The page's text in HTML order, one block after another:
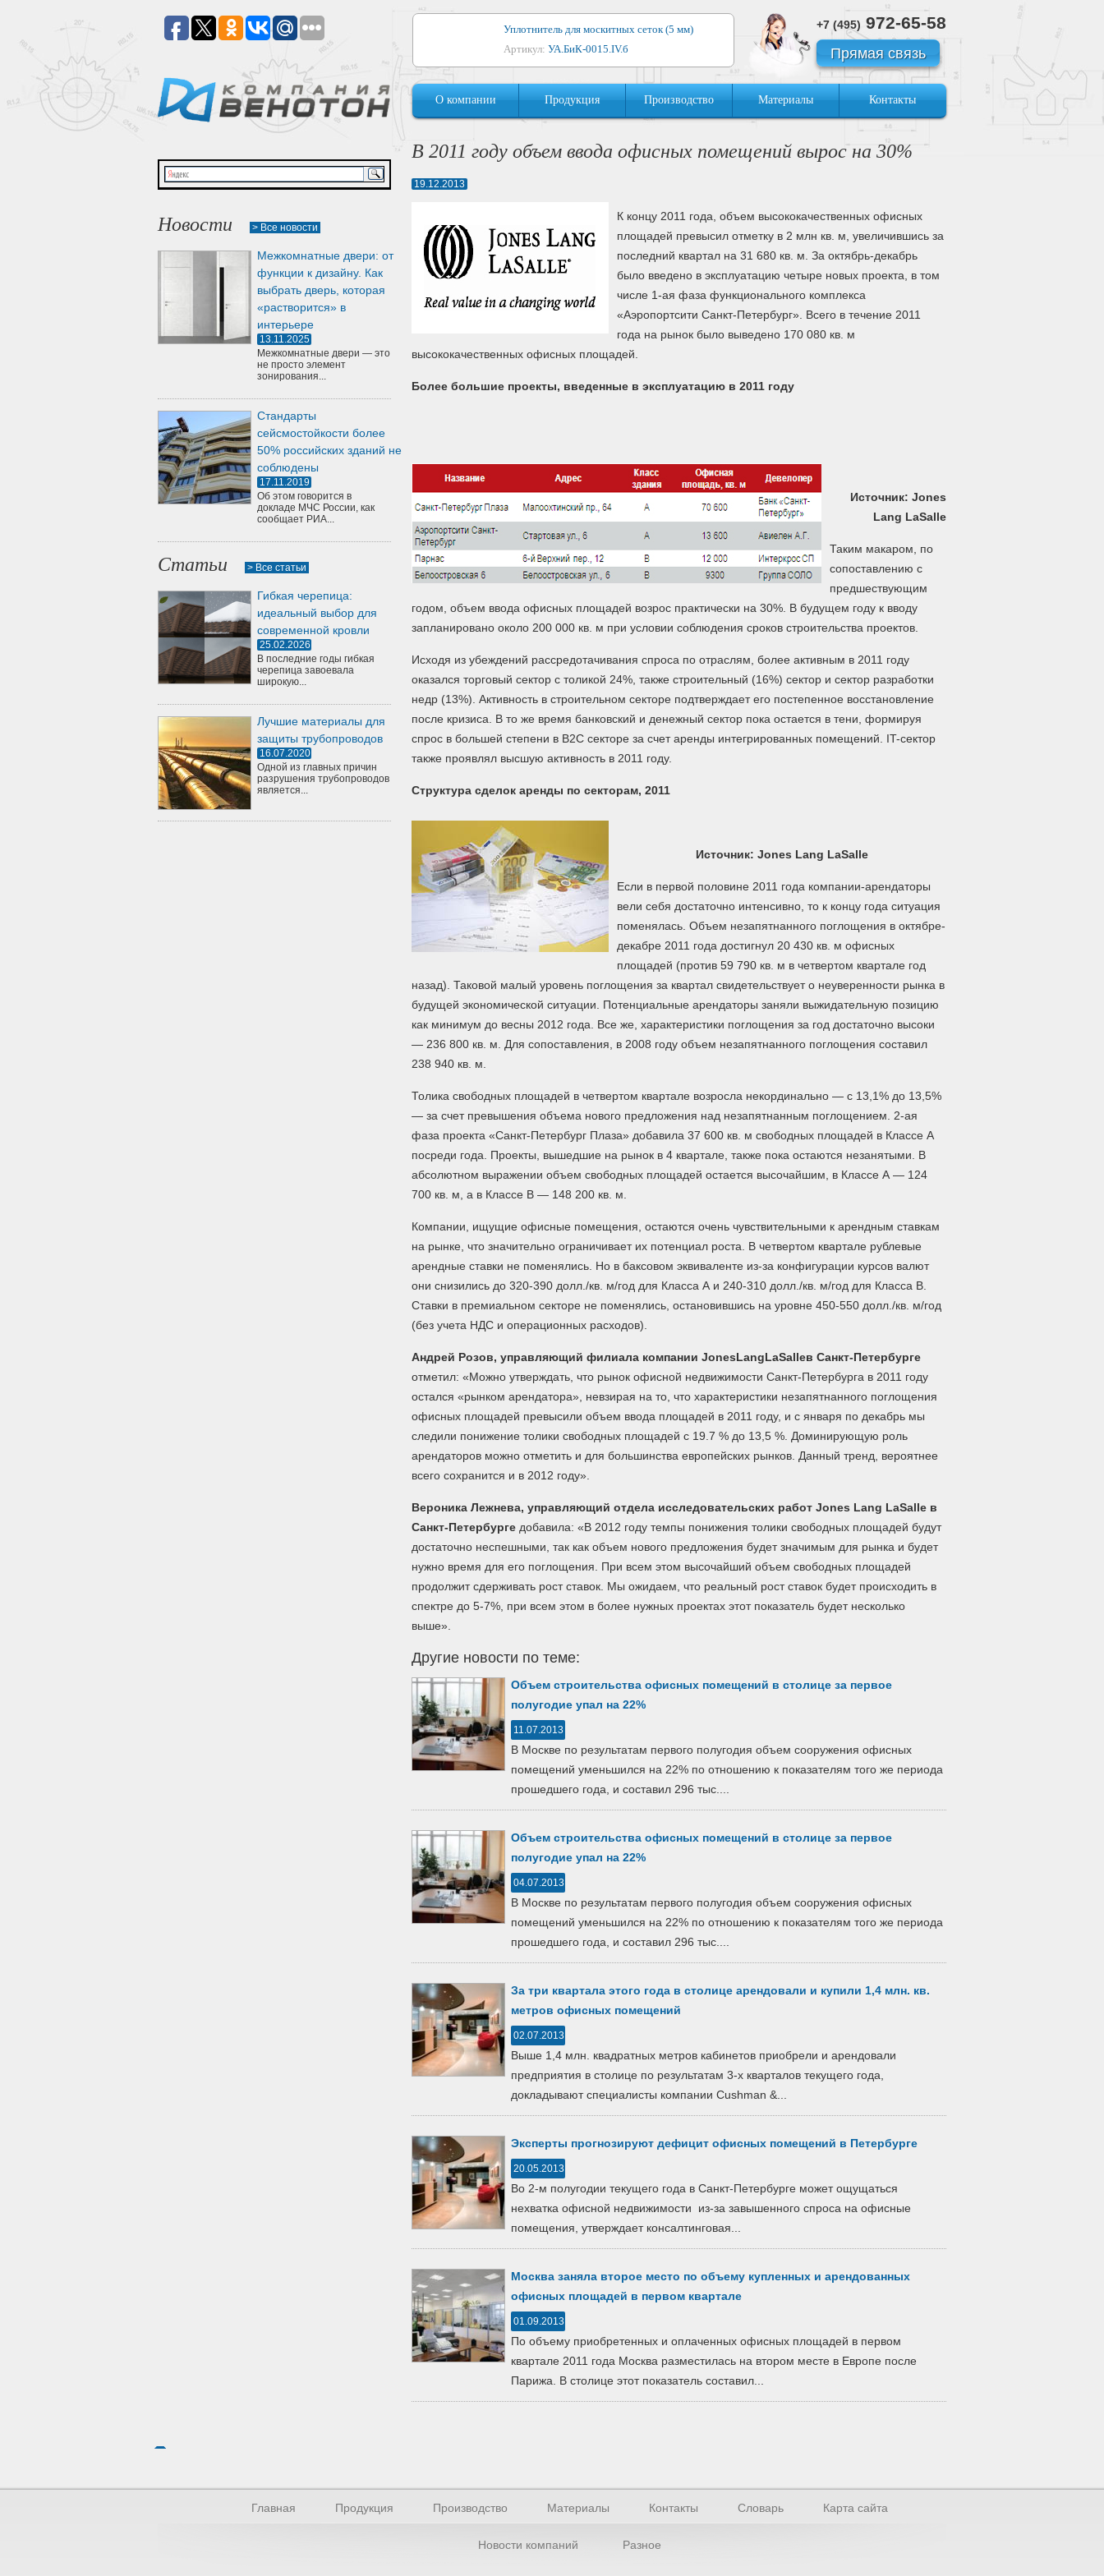
Уплотнитель для москитных сеток (5 мм)
Артикул: УА.БиК-0015.IV.б
Уплотнитель для алюминиевых окон
Артикул:1044
Артикул:УМ.БиК-0062.IV.б
УА.БиК-0037.IV.б
Уплотнитель для деревянных дверей
Артикул:УК-10.4
+7 (495) 972-65-58
Прямая связь
О компании Продукция Производство Материалы Контакты
Новости > Все новости
Межкомнатные двери: от
функции к дизайну. Как
выбрать дверь, которая
«растворится» в
интерьере
13.11.2025
Межкомнатные двери — это
не просто элемент
зонирования...
Стандарты
сейсмостойкости более
50% российских зданий не
соблюдены
17.11.2019
Об этом говорится в
докладе МЧС России, как
сообщает РИА...
Статьи > Все статьи
Гибкая черепица:
идеальный выбор для
современной кровли
25.02.2026
В последние годы гибкая
черепица завоевала
широкую...
Лучшие материалы для
защиты трубопроводов
16.07.2020
Одной из главных причин
разрушения трубопроводов
является...
В 2011 году объем ввода офисных помещений вырос на 30%
19.12.2013
К концу 2011 года, объем высококачественных офисных
площадей превысил отметку в 2 млн кв. м, увеличившись за
последний квартал на 31 680 кв. м. За октябрь-декабрь
было введено в эксплуатацию четыре новых проекта, в том
числе 1-ая фаза функционального комплекса
«Аэропортсити Санкт-Петербург». Всего в течение 2011
года на рынок было выведено 170 080 кв. м
высококачественных офисных площадей.
Более большие проекты, введенные в эксплуатацию в 2011 году
Источник: Jones
Lang LaSalle
Таким макаром, по
сопоставлению с
предшествующим
годом, объем ввода офисных площадей возрос практически на 30%. В будущем году к вводу
запланировано около 200 000 кв. м при условии соблюдения сроков строительства проектов.
Исходя из убеждений рассредотачивания спроса по отраслям, более активным в 2011 году
оказался торговый сектор с толикой 24%, также строительный (16%) сектор и сектор разработки
недр (13%). Активность в строительном секторе подтверждает его постепенное восстановление
после кризиса. В то же время банковский и денежный сектор пока остается в тени, формируя
спрос в большей степени в B2C секторе за счет аренды интегрированных помещений. IT-сектор
также проявлял высшую активность в 2011 году.
Структура сделок аренды по секторам, 2011
Источник: Jones Lang LaSalle
Если в первой половине 2011 года компании-арендаторы
вели себя достаточно интенсивно, то к концу года ситуация
поменялась. Объем незапятнанного поглощения в октябре-
декабре 2011 года достигнул 20 430 кв. м офисных
площадей (против 59 790 кв. м в четвертом квартале год
назад). Таковой малый уровень поглощения за квартал свидетельствует о неуверенности рынка в
будущей экономической ситуации. Потенциальные арендаторы заняли выжидательную позицию
как минимум до весны 2012 года. Все же, характеристики поглощения за год достаточно высоки
— 236 800 кв. м. Для сопоставления, в 2008 году объем незапятнанного поглощения составил
238 940 кв. м.
Толика свободных площадей в четвертом квартале возросла некординально — с 13,1% до 13,5%
— за счет превышения объема нового предложения над незапятнанным поглощением. 2-ая
фаза проекта «Санкт-Петербург Плаза» добавила 37 600 кв. м свободных площадей в Классе А
посреди года. Проекты, вышедшие на рынок в 4 квартале, также пока остаются незанятыми. В
абсолютном выражении объем свободных площадей остается высочайшим, в Классе А — 124
700 кв. м, а в Классе В — 148 200 кв. м.
Компании, ищущие офисные помещения, остаются очень чувствительными к арендным ставкам
на рынке, что значительно ограничивает их потенциал роста. В четвертом квартале рублевые
арендные ставки не поменялись. Но в баксовом эквиваленте из-за конфигурации курсов валют
они снизились до 320-390 долл./кв. м/год для Класса А и 240-310 долл./кв. м/год для Класса В.
Ставки в премиальном секторе не поменялись, остановившись на уровне 450-550 долл./кв. м/год
(без учета НДС и операционных расходов).
Андрей Розов, управляющий филиала компании JonesLangLaSalleв Санкт-Петербурге
отметил: «Можно утверждать, что рынок офисной недвижимости Санкт-Петербурга в 2011 году
остался «рынком арендатора», невзирая на то, что характеристики незапятнанного поглощения
офисных площадей превысили объем ввода площадей в 2011 году, и с января по декабрь мы
следили понижение толики свободных площадей с 19.7 % до 13,5 %. Доминирующую роль
арендаторов можно отметить и для большинства европейских рынков. Данный тренд, вероятнее
всего сохранится и в 2012 году».
Вероника Лежнева, управляющий отдела исследовательских работ Jones Lang LaSalle в
Санкт-Петербурге добавила: «В 2012 году темпы понижения толики свободных площадей будут
достаточно неспешными, так как объем нового предложения будет значимым для рынка и будет
нужно время для его поглощения. При всем этом высочайший объем свободных площадей
продолжит сдерживать рост ставок. Мы ожидаем, что реальный рост ставок будет происходить в
спектре до 5-7%, при всем этом в более нужных проектах этот показатель будет несколько
выше».
Другие новости по теме:
Объем строительства офисных помещений в столице за первое
полугодие упал на 22%
11.07.2013
В Москве по результатам первого полугодия объем сооружения офисных
помещений уменьшился на 22% по отношению к показателям того же периода
прошедшего года, и составил 296 тыс....
Объем строительства офисных помещений в столице за первое
полугодие упал на 22%
04.07.2013
В Москве по результатам первого полугодия объем сооружения офисных
помещений уменьшился на 22% по отношению к показателям того же периода
прошедшего года, и составил 296 тыс....
За три квартала этого года в столице арендовали и купили 1,4 млн. кв.
метров офисных помещений
02.07.2013
Выше 1,4 млн. квадратных метров кабинетов приобрели и арендовали
предприятия в столице по результатам 3-х кварталов текущего года,
докладывают специалисты компании Cushman &...
Эксперты прогнозируют дефицит офисных помещений в Петербурге
20.05.2013
Во 2-м полугодии текущего года в Санкт-Петербурге может ощущаться
нехватка офисной недвижимости из-за завышенного спроса на офисные
помещения, утверждает консалтинговая...
Москва заняла второе место по объему купленных и арендованных
офисных площадей в первом квартале
01.09.2013
По объему приобретенных и оплаченных офисных площадей в первом
квартале 2011 года Москва разместилась на втором месте в Европе после
Парижа. В столице этот показатель составил...
Главная Продукция Производство Материалы Контакты Словарь Карта сайта
Новости компаний Разное